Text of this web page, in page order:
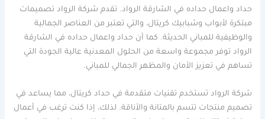
حداد واعمال حداده في الشارقة الرواد. تقدم شركة الرواد تصميمات
مبتكرة لأبواب وشبابيك كريتال، والتي تعتبر من العناصر الجمالية
والوظيفية للمباني الحديثة. كما أن حداد واعمال حداده في الشارقة
الرواد توفر مجموعة واسعة من الحلول المعدنية عالية الجودة التي
تساهم في تعزيز الأمان والمظهر الجمالي للمباني.
شركة الرواد تستخدم تقنيات متقدمة في حداد كريتال، مما يساعد في
تصميم منتجات تتسم بالمتانة والأناقة. لذلك، إذا كنت ترغب في أعمال